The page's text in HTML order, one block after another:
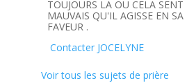
TOUJOURS LA OU CELA SENT
MAUVAIS QU'IL AGISSE EN SA
FAVEUR .
Contacter JOCELYNE
Voir tous les sujets de prière